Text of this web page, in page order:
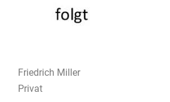
Friedrich Miller
Privat